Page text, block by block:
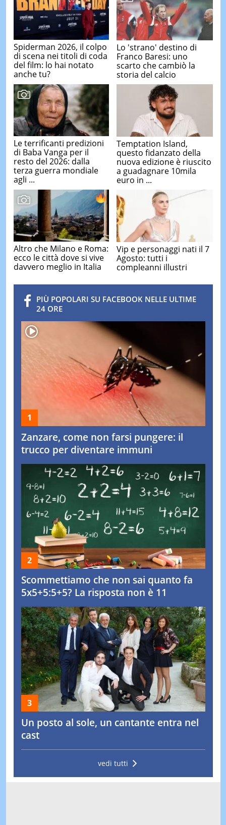
Spiderman 2026, il colpo
di scena nei titoli di coda
del film: lo hai notato
anche tu?
Lo 'strano' destino di
Franco Baresi: uno
scarto che cambiò la
storia del calcio
Le terrificanti predizioni
di Baba Vanga per il
resto del 2026: dalla
terza guerra mondiale
agli ...
Temptation Island,
questo fidanzato della
nuova edizione è riuscito
a guadagnare 10mila
euro in ...
Altro che Milano e Roma:
ecco le città dove si vive
davvero meglio in Italia
Vip e personaggi nati il 7
Agosto: tutti i
compleanni illustri
PIÙ POPOLARI SU FACEBOOK NELLE ULTIME
24 ORE
Zanzare, come non farsi pungere: il
trucco per diventare immuni
Scommettiamo che non sai quanto fa
5x5+5:5+5? La risposta non è 11
Un posto al sole, un cantante entra nel
cast
vedi tutti